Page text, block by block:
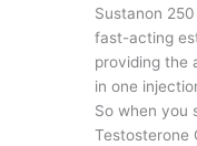
Sustanon
fast-acting
providing the
in one
So when you
Testosterone